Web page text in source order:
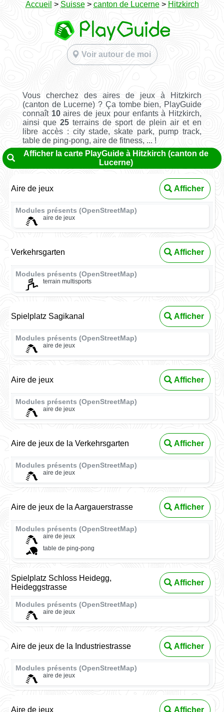
Accueil > Suisse> canton de Lucerne> Hitzkirch
Voir autour de moi
Vous cherchez des aires de jeux à Hitzkirch
(canton de Lucerne) ? Ça tombe bien, PlayGuide
connaît 10aires de jeux pour enfants à Hitzkirch,
ainsi que25 terrains de sport de plein air et en
libre accès : city stade, skate park, pump track,
table de ping-pong, aire de fitness, ... !
Afficher la carte PlayGuide à Hitzkirch (canton de
Lucerne)
Aire de jeux Afficher
Modules présents (OpenStreetMap)
aire de jeux
Verkehrsgarten Afficher
Modules présents (OpenStreetMap)
terrain multisports
Spielplatz Sagikanal Afficher
Modules présents (OpenStreetMap)
aire de jeux
Aire de jeux Afficher
Modules présents (OpenStreetMap)
aire de jeux
Aire de jeux de la Verkehrsgarten Afficher
Modules présents (OpenStreetMap)
aire de jeux
Aire de jeux de la Aargauerstrasse Afficher
Modules présents (OpenStreetMap)
aire de jeux
table de ping-pong
Spielplatz Schloss Heidegg,
Heideggstrasse
Afficher
Modules présents (OpenStreetMap)
aire de jeux
Aire de jeux de la Industriestrasse Afficher
Modules présents (OpenStreetMap)
aire de jeux
Aire de jeux Afficher